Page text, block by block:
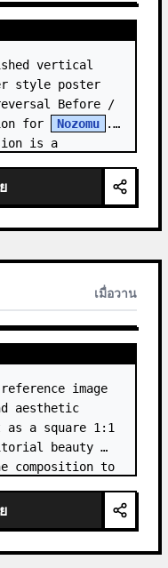
vertical
style poster
Before /
for
Nozomu
.
is a
เมื่อวาน
image
aesthetic
a square 1:1
beauty
composition to
eyes